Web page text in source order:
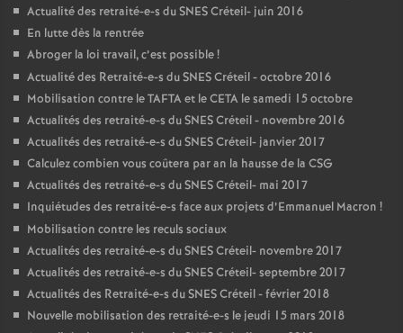
Actualité des retraité-e-s duSNESCréteil- juin 2016
En lutte dès la rentrée
Abroger la loi travail, c’est possible!
Actualité des Retraité-e-s duSNESCréteil - octobre 2016
Mobilisation contre leTAFTAet leCETA le samedi 15 octobre
Actualités des retraité-e-s duSNESCréteil - novembre 2016
Actualités des retraité-e-s duSNESCréteil- janvier 2017
Calculez combien vous coûtera par an la hausse de la CSG
Actualités des retraité-e-s duSNESCréteil- mai 2017
Inquiétudes des retraité-e-s face aux projets d’Emmanuel Macron !
Mobilisation contre les reculs sociaux
Actualités des retraité-e-s duSNESCréteil- novembre 2017
Actualités des retraité-e-s duSNESCréteil- septembre 2017
Actualités des Retraité-e-s duSNESCréteil - février 2018
Nouvelle mobilisation des retraité-e-s le jeudi 15 mars 2018